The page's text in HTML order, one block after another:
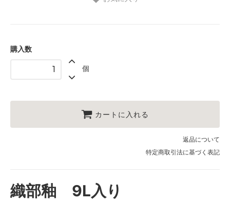
購入数
個
カートに入れる
返品について
特定商取引法に基づく表記
織部釉 9L入り